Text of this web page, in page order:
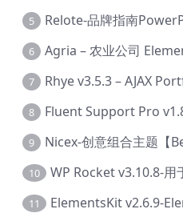
5 Relote-品牌指南
6
7
8
9 Nicex-创意组合主题【
10
11 ElementsKit v2.6.9-